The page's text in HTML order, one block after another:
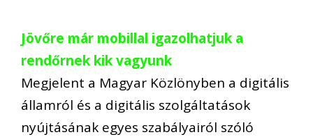
Jövőre már mobillal igazolhatjuk a
rendőrnek kik vagyunk
Megjelent a Magyar Közlönyben a digitális
államról és a digitális szolgáltatások
nyújtásának egyes szabályairól szóló